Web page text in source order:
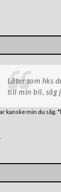
Låter som hks
till min bil, såg
kanske min du såg.